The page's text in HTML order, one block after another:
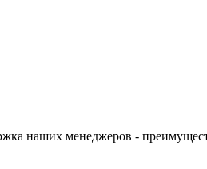
наших менеджеров -